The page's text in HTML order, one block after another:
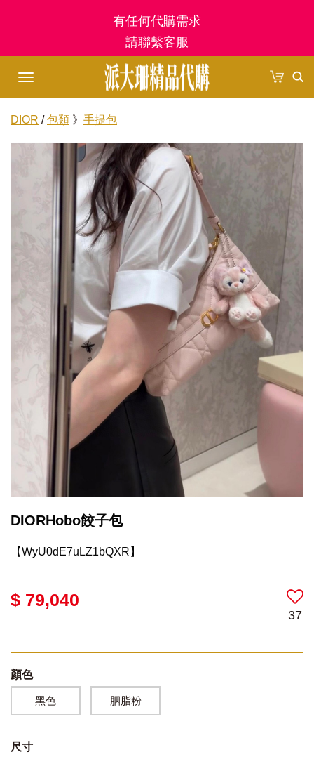
有任何代購需求
請聯繫客服
Toggle
訂單管理
DIOR /包類 》 手提包
DIORHobo餃子包
【WyU0dE7uLZ1bQXR】
$ 79,040
37
顏色
黑色 胭脂粉
尺寸